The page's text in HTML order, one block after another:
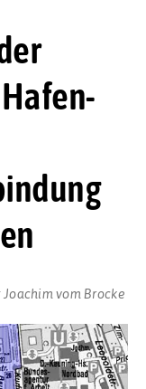
Joachim vom Brocke